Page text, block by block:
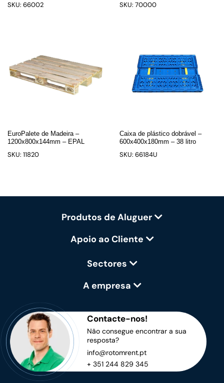
SKU: 66002 SKU: 70000
EuroPalete de Madeira –
1200x800x144mm – EPAL
SKU: 11820
Caixa de plástico dobrável –
600x400x180mm – 38 litro
SKU: 66184U
Produtos de Aluguer
Apoio ao Cliente
Sectores
A empresa
Contacte-nos!
Não consegue encontrar a sua
resposta?
info@rotomrent.pt
+ 351 244 829 345